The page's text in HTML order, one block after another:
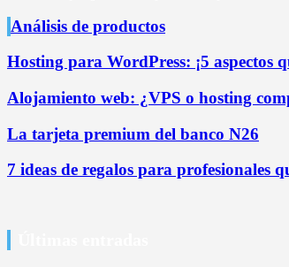
Análisis de productos
Hosting para WordPress: ¡5 aspectos
Alojamiento web: ¿VPS o hosting
La tarjeta premium del banco N26
7 ideas de regalos para profesionales